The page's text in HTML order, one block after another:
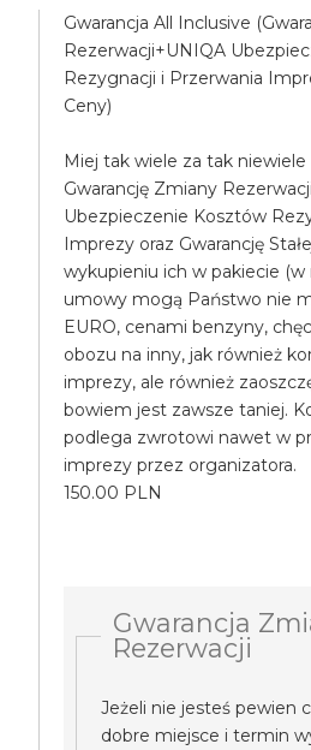
Gwarancja All Inclusive
Rezerwacji+UNIQA
Rezygnacji i Przerwania
Ceny)
Miej tak wiele za tak niewiele
Gwarancję Zmiany
Ubezpieczenie Kosztów
Imprezy oraz Gwarancję
wykupieniu ich w pakiecie
umowy mogą Państwo nie
EURO, cenami benzyny,
obozu na inny, jak również
imprezy, ale również
bowiem jest zawsze taniej.
podlega zwrotowi nawet w
imprezy przez organizatora.
150.00 PLN
Gwarancja
Rezerwacji
Jeżeli nie jesteś pewien
dobre miejsce i termin